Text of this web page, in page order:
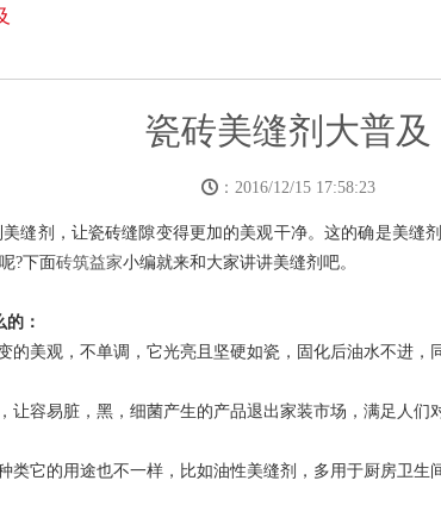
瓷砖美缝剂大普及
：2016/12/15 17:58:23
缝剂，让瓷砖缝隙变得更加的美观干净。这的确是美缝
?下面砖筑益家小编就来和大家讲讲美缝剂吧。
：
美观，不单调，它光亮且坚硬如瓷，固化后油水不进，
让容易脏，黑，细菌产生的产品退出家装市场，满足人们
它的用途也不一样，比如油性美缝剂，多用于厨房卫生